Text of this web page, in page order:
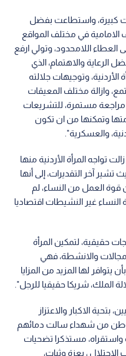
كبيرة، واستطاعت بفضل
الامامية في مختلف المواقع
العطاء اللامحدود، وتولي ارفع
الرعاية والاهتمام، الذي
الأردنية، وتوجيهات جلالته
وازالة مختلف المعيقات
مستمرة، للتشريعات
وتمكنها من ان تكون
والعسكرية".
تواجه المرأة الأردنية منها
تشير آخر التقديرات، إلى أنها
إلى أن قوة العمل من النساء، لم
نسبة النساء غير النشيطات اقتصاديا
حقيقية، لتمكين المرأة
والانشطة، فهي
يتوافر لها المزيد من المزايا
الملك، شريكا حقيقيا للرجل".
بتحية الاكبار والاعتزاز
من شهداء سالت دمائهم
مستذكرا تضحيات
الاحتلال ، بعزة وثبات،